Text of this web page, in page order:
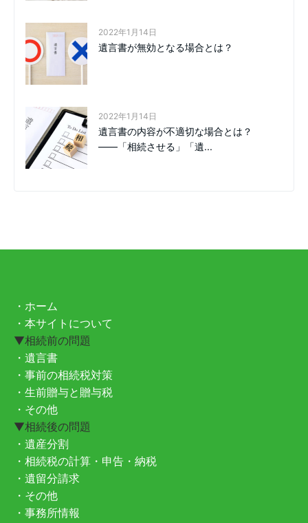
2022年1月14日
遺言書が無効となる場合とは？
2022年1月14日
遺言書の内容が不適切な場合とは？
――「相続させる」「遺...
・ホーム
・本サイトについて
▼相続前の問題
・遺言書
・事前の相続税対策
・生前贈与と贈与税
・その他
▼相続後の問題
・遺産分割
・相続税の計算・申告・納税
・遺留分請求
・その他
・事務所情報